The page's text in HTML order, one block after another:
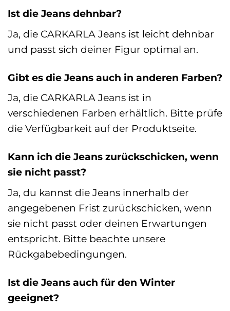
Ist die Jeans dehnbar?
Ja, die CARKARLA Jeans ist leicht dehnbar
und passt sich deiner Figur optimal an.
Gibt es die Jeans auch in anderen Farben?
Ja, die CARKARLA Jeans ist in
verschiedenen Farben erhältlich. Bitte prüfe
die Verfügbarkeit auf der Produktseite.
Kann ich die Jeans zurückschicken, wenn
sie nicht passt?
Ja, du kannst die Jeans innerhalb der
angegebenen Frist zurückschicken, wenn
sie nicht passt oder deinen Erwartungen
entspricht. Bitte beachte unsere
Rückgabebedingungen.
Ist die Jeans auch für den Winter
geeignet?